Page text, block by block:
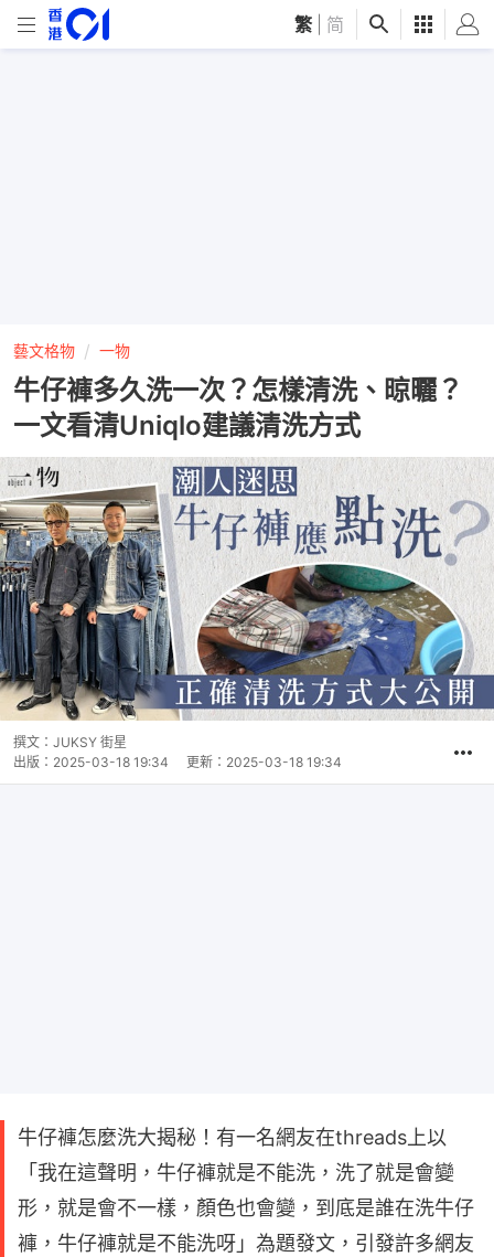
繁 简
藝文格物 一物
牛仔褲多久洗一次？怎樣清洗、晾曬？
一文看清Uniqlo建議清洗方式
撰文： JUKSY 街星
出版： 2025-03-18 19:34 更新： 2025-03-18 19:34
牛仔褲怎麼洗大揭秘！有一名網友在threads上以
「我在這聲明，牛仔褲就是不能洗，洗了就是會變
形，就是會不一樣，顏色也會變，到底是誰在洗牛仔
褲，牛仔褲就是不能洗呀」為題發文，引發許多網友